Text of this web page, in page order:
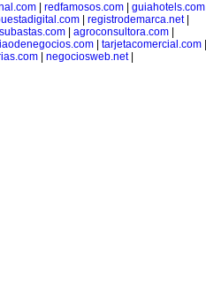
redfamosos.com guiahotels.com
registrodemarca.net|
| agroconsultora.com|
| tarjetacomercial.com|
negociosweb.net|